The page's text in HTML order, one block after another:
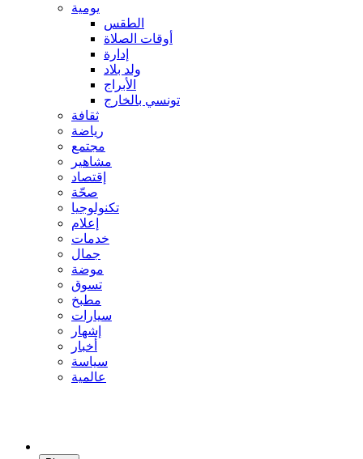
يومية
الطقس
أوقات الصلاة
إدارة
ولد بلاد
الأبراج
تونسي بالخارج
ثقافة
رياضة
مجتمع
مشاهير
إقتصاد
صحّة
تكنولوجيا
إعلام
خدمات
جمال
موضة
تسوق
مطبخ
سيارات
إشهار
أخبار
سياسة
عالمية